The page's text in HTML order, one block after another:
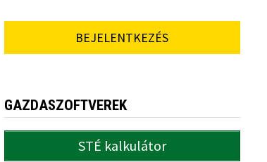
BEJELENTKEZÉS
GAZDASZOFTVEREK
STÉ kalkulátor